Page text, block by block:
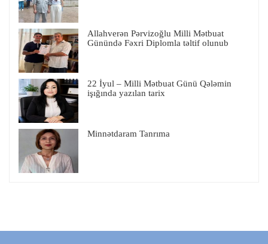
Allahverən Pərvizoğlu Milli Mətbuat
Günündə Fəxri Diplomla təltif olunub
22 İyul – Milli Mətbuat Günü Qələmin
işığında yazılan tarix
Minnətdaram Tanrıma